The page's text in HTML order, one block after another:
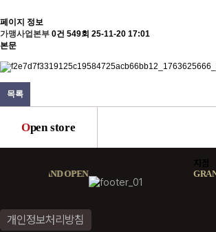
페이지 정보
가맹사업본부 0건 549회 25-11-20 17:01
본문
목록
Open store
GRAND OPEN
지점
개인정보처리방침